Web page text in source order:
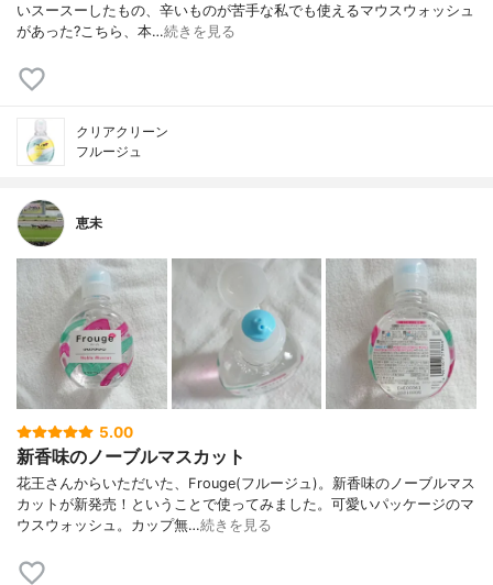
い スースーしたもの、辛いものが苦手な私でも使えるマウスウォッシュ
があった? こちら、本…続きを見る
クリアクリーン
フルージュ
恵未
5.00
新香味のノーブルマスカット
花王さんからいただいた、Frouge(フルージュ)。新香味のノーブルマス
カットが新発売！ということで使ってみました。可愛いパッケージのマ
ウスウォッシュ。カップ無…続きを見る